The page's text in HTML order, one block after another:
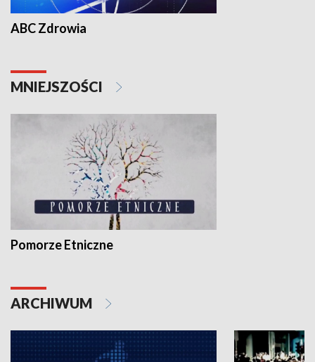
ABC Zdrowia
MNIEJSZOŚCI
Pomorze Etniczne
ARCHIWUM